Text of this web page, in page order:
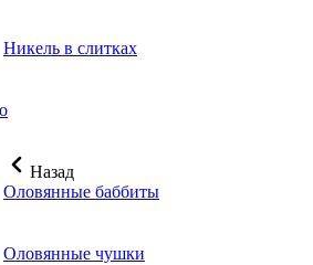
Никель в слитках
Назад
Оловянные баббиты
Оловянные чушки